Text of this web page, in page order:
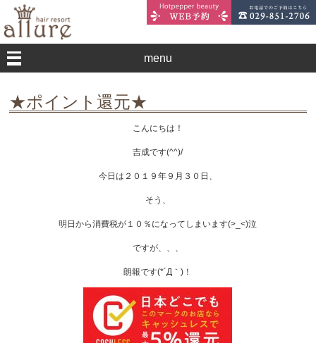
menu
★ポイント還元★
こんにちは！
吉成です(^^)/
今日は２０１９年９月３０日、
そう、
明日から消費税が１０％になってしまいます(>_<)泣
ですが、、、
朗報です(*´Д｀)！